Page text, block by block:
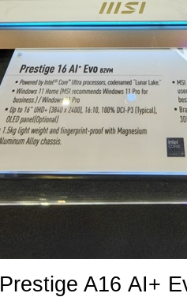
A16 AI+